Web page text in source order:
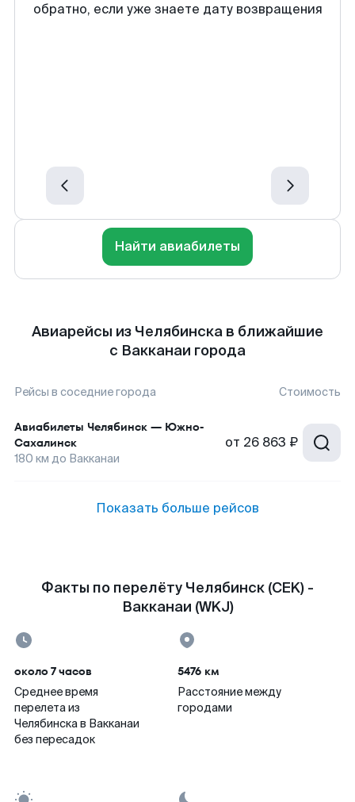
обратно, если уже знаете дату возвращения
Найти авиабилеты
Авиарейсы из Челябинска в ближайшие
с Вакканаи города
Рейсы в соседние города Стоимость
Авиабилеты Челябинск — Южно-
Сахалинск
180 км до Вакканаи
от 26 863 ₽
Показать больше рейсов
Факты по перелёту Челябинск (CEK) -
Вакканаи (WKJ)
около 7 часов
Среднее время
перелета из
Челябинска в Вакканаи
без пересадок
5476 км
Расстояние между
городами